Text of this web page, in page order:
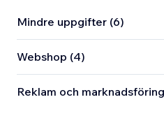
Mindre uppgifter (6)
Webshop (4)
Reklam och